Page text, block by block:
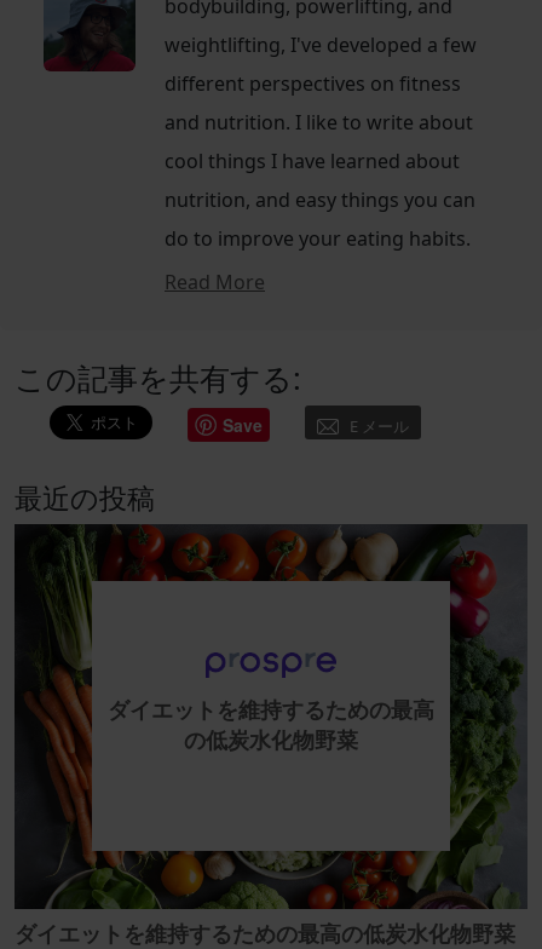
bodybuilding, powerlifting, and
weightlifting, I've developed a few
different perspectives on fitness
and nutrition. I like to write about
cool things I have learned about
nutrition, and easy things you can
do to improve your eating habits.
Read More
この記事を共有する:
Save E メール
最近の投稿
ダイエットを維持するための最高
の低炭水化物野菜
ダイエットを維持するための最高の低炭水化物野菜